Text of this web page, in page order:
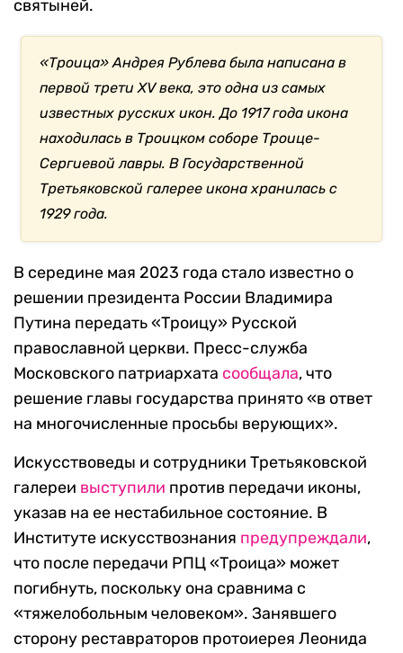
святыней.
«Троица» Андрея Рублева была написана в
первой трети XV века, это одна из самых
известных русских икон. До 1917 года икона
находилась в Троицком соборе Троице-
Сергиевой лавры. В Государственной
Третьяковской галерее икона хранилась с
1929 года.
В середине мая 2023 года стало известно о
решении президента России Владимира
Путина передать «Троицу» Русской
православной церкви. Пресс-служба
Московского патриархата сообщала, что
решение главы государства принято «в ответ
на многочисленные просьбы верующих».
Искусствоведы и сотрудники Третьяковской
галереи выступили против передачи иконы,
указав на ее нестабильное состояние. В
Институте искусствознания предупреждали,
что после передачи РПЦ «Троица» может
погибнуть, поскольку она сравнима с
«тяжелобольным человеком». Занявшего
сторону реставраторов протоиерея Леонида